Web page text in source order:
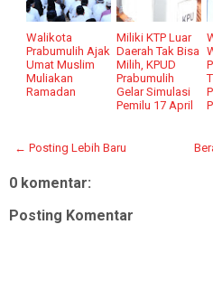
Walikota
Prabumulih Ajak
Umat Muslim
Muliakan
Ramadan
Miliki KTP Luar
Daerah Tak Bisa
Milih, KPUD
Prabumulih
Gelar Simulasi
Pemilu 17 April
← Posting Lebih Baru
0 komentar:
Posting Komentar